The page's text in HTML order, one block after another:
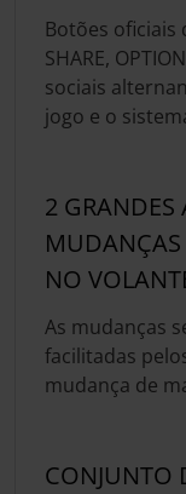
Botões oficiais
SHARE,
sociais
jogo e o
2 GRANDES
NO
As mudanças
facilitadas
mudança de
CONJUNTO